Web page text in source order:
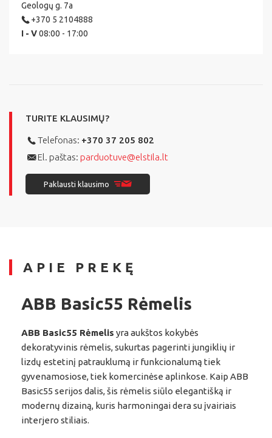
Geologų g. 7a
+370 5 2104888
I - V08:00 - 17:00
TURITE KLAUSIMŲ?
Telefonas: +370 37 205 802
El. paštas: parduotuve@elstila.lt
Paklausti klausimo
APIE PREKĘ
ABB Basic55 Rėmelis
ABB Basic55 Rėmelis yra aukštos kokybės
dekoratyvinis rėmelis, sukurtas pagerinti jungiklių ir
lizdų estetinį patrauklumą ir funkcionalumą tiek
gyvenamosiose, tiek komercinėse aplinkose. Kaip ABB
Basic55 serijos dalis, šis rėmelis siūlo elegantišką ir
modernų dizainą, kuris harmoningai dera su įvairiais
interjero stiliais.